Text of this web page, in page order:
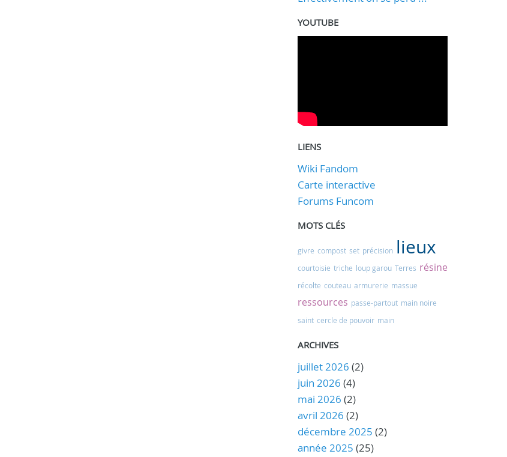
YOUTUBE
LIENS
Wiki Fandom
Carte interactive
Forums Funcom
MOTS CLÉS
givre compost set précision lieux
courtoisie triche loup garou Terres résine
récolte couteau armurerie massue
ressources passe-partout main noire
saint cercle de pouvoir main
ARCHIVES
juillet 2026 (2)
juin 2026 (4)
mai 2026 (2)
avril 2026 (2)
décembre 2025 (2)
année 2025 (25)